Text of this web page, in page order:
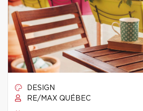
DESIGN
RE/MAX QUÉBEC